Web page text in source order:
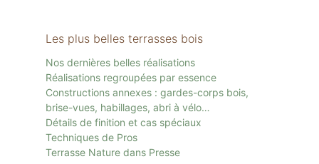
Les plus belles terrasses bois
Nos dernières belles réalisations
Réalisations regroupées par essence
Constructions annexes : gardes-corps bois,
brise-vues, habillages, abri à vélo…
Détails de finition et cas spéciaux
Techniques de Pros
Terrasse Nature dans Presse